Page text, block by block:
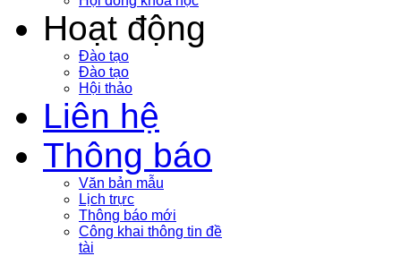
Hoạt động
Đào tạo
Đào tạo
Hội thảo
Liên hệ
Thông báo
Văn bản mẫu
Lịch trực
Thông báo mới
Công khai thông tin đề
tài